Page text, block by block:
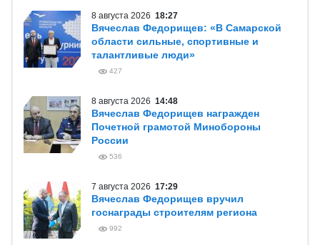
8 августа 2026 18:27
Вячеслав Федорищев: «В Самарской
области сильные, спортивные и
талантливые люди»
427
8 августа 2026 14:48
Вячеслав Федорищев награжден
Почетной грамотой Минобороны
России
536
7 августа 2026 17:29
Вячеслав Федорищев вручил
госнаграды строителям региона
992